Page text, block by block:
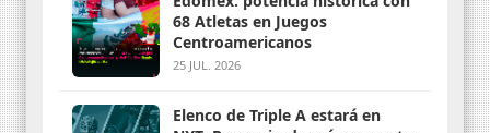
68 Atletas en Juegos
Centroamericanos
25 JUL. 2026
Elenco de Triple A estará en